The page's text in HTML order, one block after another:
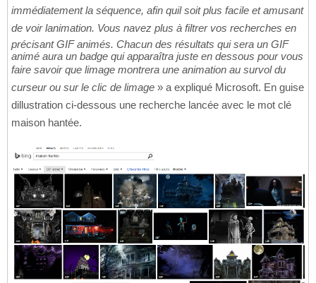
immédiatement la séquence, afin quil soit plus facile et amusant
de voir lanimation. Vous navez plus à filtrer vos recherches en
précisant GIF animés. Chacun des résultats qui sera un GIF
animé aura un badge qui apparaîtra juste en dessous pour vous
faire savoir que limage montrera une animation au survol du
curseur ou sur le clic de limage » a expliqué Microsoft. En guise
dillustration ci-dessous une recherche lancée avec le mot clé
maison hantée.